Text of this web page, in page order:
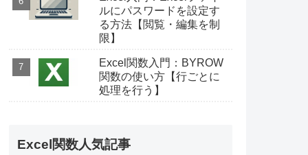
ルにパスワードを設定す
る方法【閲覧・編集を制
限】
Excel関数入門：BYROW
関数の使い方【行ごとに
処理を行う】
Excel関数人気記事